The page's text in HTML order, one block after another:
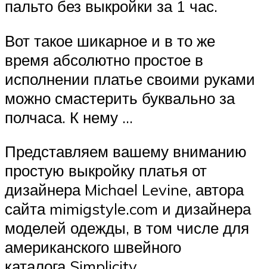
пальто без выкройки за 1 час.
Вот такое шикарное и в то же
время абсолютно простое в
исполнении платье своими руками
можно смастерить буквально за
полчаса. К нему …
Представляем вашему вниманию
простую выкройку платья от
дизайнера Michael Levine, автора
сайта mimigstyle.com и дизайнера
моделей одежды, в том числе для
американского швейного